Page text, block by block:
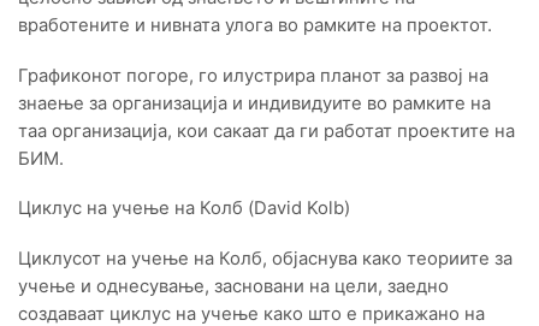
вработените и нивната улога во рамките на проектот.
Графиконот погоре, го илустрира планот за развој на
знаење за организација и индивидуите во рамките на
таа организација, кои сакаат да ги работат проектите на
БИМ.
Циклус на учење на Колб (David Kolb)
Циклусот на учење на Колб, објаснува како теориите за
учење и однесување, засновани на цели, заедно
создаваат циклус на учење како што е прикажано на